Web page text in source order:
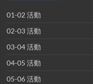
01-02 活動
02-03 活動
03-04 活動
04-05 活動
05-06 活動